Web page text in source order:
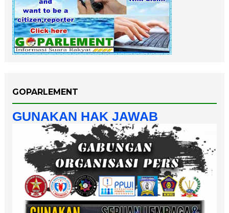
GOPARLEMENT
GUNAKAN HAK JAWAB